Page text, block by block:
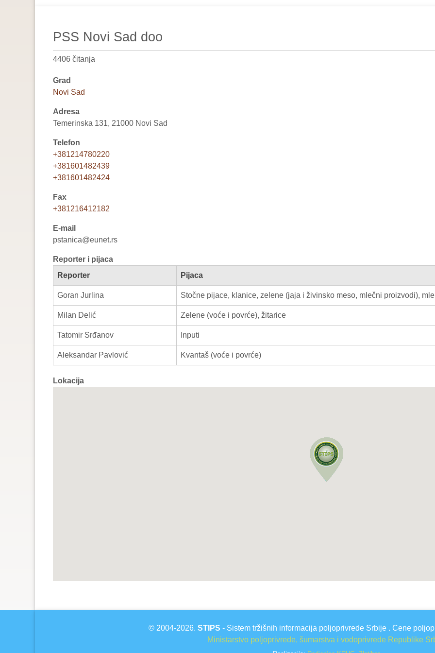
PSS Novi Sad doo
4406 čitanja
Grad
Novi Sad
Adresa
Temerinska 131, 21000 Novi Sad
Telefon
+381214780220
+381601482439
+381601482424
Fax
+381216412182
E-mail
pstanica@eunet.rs
Reporter i pijaca
Reporter
Pijaca
Goran Jurlina Stočne pijace, klanice, zelene (jaja i živinsko meso, mlečni proizvodi),
Milan Delić Zelene (voće i povrće), žitarice
Tatomir Srđanov Inputi
Aleksandar Pavlović Kvantaš (voće i povrće)
Lokacija
© 2004-2026. STIPS - Sistem tržišnih informacija poljoprivrede Srbije . Cene
Ministarstvo poljoprivrede, šumarstva i vodoprivrede Republike